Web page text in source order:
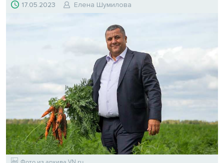
17.05.2023 Елена Шумилова